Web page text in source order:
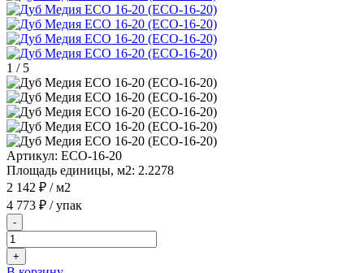
1 / 5
Артикул: ECO-16-20
Площадь единицы, м2: 2.2278
2 142 ₽ / м2
4 773 ₽ / упак
-
+